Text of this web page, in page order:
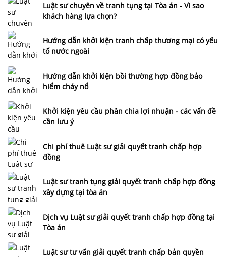
Luật sư chuyên về tranh tụng tại Tòa án - Vì sao
khách hàng lựa chọn?
Hướng dẫn khởi kiện tranh chấp thương mại có yếu
tố nước ngoài
Hướng dẫn khởi kiện bồi thường hợp đồng bảo
hiểm cháy nổ
Khởi kiện yêu cầu phân chia lợi nhuận - các vấn đề
cần lưu ý
Chi phí thuê Luật sư giải quyết tranh chấp hợp
đồng
Luật sư tranh tụng giải quyết tranh chấp hợp đồng
xây dựng tại tòa án
Dịch vụ Luật sư giải quyết tranh chấp hợp đồng tại
Tòa án
Luật sư tư vấn giải quyết tranh chấp bản quyền